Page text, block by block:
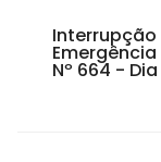
Nº 664 -